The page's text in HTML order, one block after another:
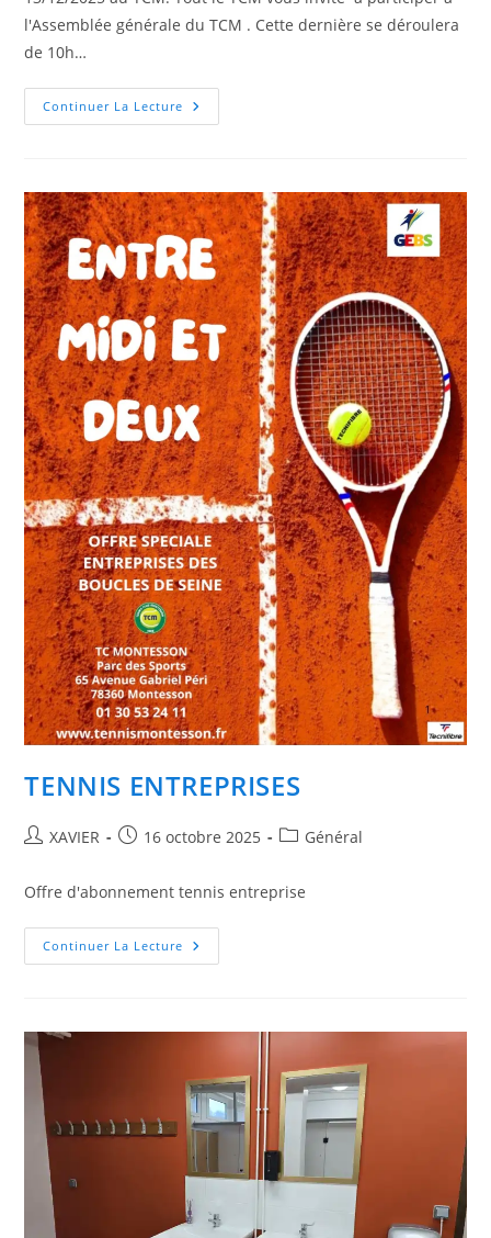
l'Assemblée générale du TCM . Cette dernière se déroulera
de 10h…
Continuer La Lecture JOURNEE
DU
TENNIS ENTREPRISES
Auteur/autrice
la
publication :
XAVIER
Publication
16 octobre 2025
PostGénéral
Offre d'abonnement tennis entreprise
Continuer La Lecture TENNIS
ENTREPRISES